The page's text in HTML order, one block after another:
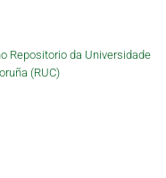
Repositorio da Universidade
(RUC)